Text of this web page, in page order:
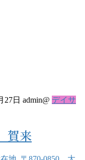
27日 admin@ デイサ
賀来